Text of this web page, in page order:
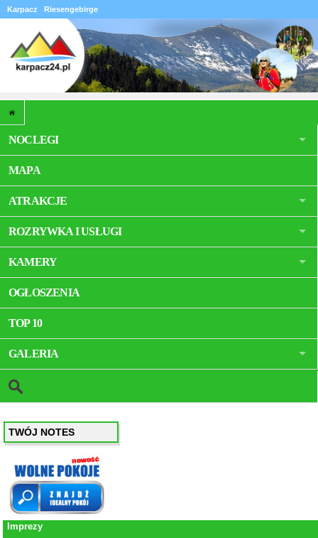
Karpacz Riesengebirge
NOCLEGI
MAPA
ATRAKCJE
ROZRYWKA I USŁUGI
KAMERY
OGŁOSZENIA
TOP 10
GALERIA
TWÓJ NOTES
Imprezy